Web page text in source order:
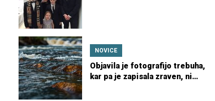
NOVICE
Objavila je fotografijo trebuha,
kar pa je zapisala zraven, ni